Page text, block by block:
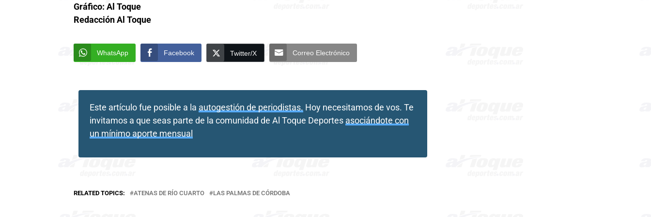
Gráfico: Al Toque
Redacción Al Toque
WhatsApp Facebook Twitter/X Correo Electrónico
Este artículo fue posible a la autogestión de periodistas. Hoy necesitamos de vos. Te
invitamos a que seas parte de la comunidad de Al Toque Deportes asociándote con
un mínimo aporte mensual
RELATED TOPICS: ATENAS DE RÍO CUARTO LAS PALMAS DE CÓRDOBA